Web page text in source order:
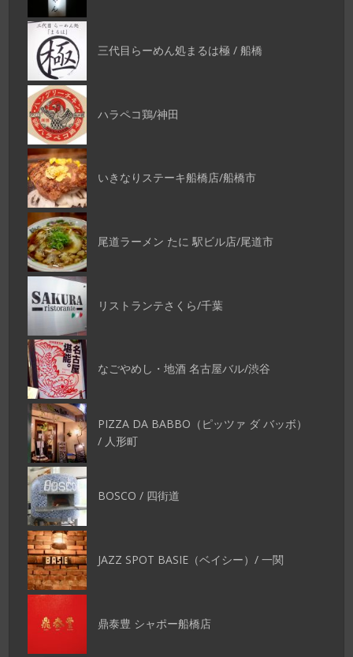
三代目らーめん処まるは極 / 船橋
ハラペコ鶏/神田
いきなりステーキ船橋店/船橋市
尾道ラーメン たに 駅ビル店/尾道市
リストランテさくら/千葉
なごやめし・地酒 名古屋バル/渋谷
PIZZA DA BABBO（ピッツァ ダ バッボ）
/ 人形町
BOSCO / 四街道
JAZZ SPOT BASIE（ベイシー）/ 一関
鼎泰豊 シャポー船橋店